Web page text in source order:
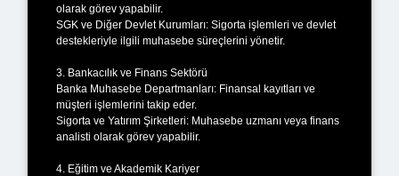
olarak görev yapabilir.
SGK ve Diğer Devlet Kurumları: Sigorta işlemleri ve devlet
destekleriyle ilgili muhasebe süreçlerini yönetir.
3. Bankacılık ve Finans Sektörü
Banka Muhasebe Departmanları: Finansal kayıtları ve
müşteri işlemlerini takip eder.
Sigorta ve Yatırım Şirketleri: Muhasebe uzmanı veya finans
analisti olarak görev yapabilir.
4. Eğitim ve Akademik Kariyer